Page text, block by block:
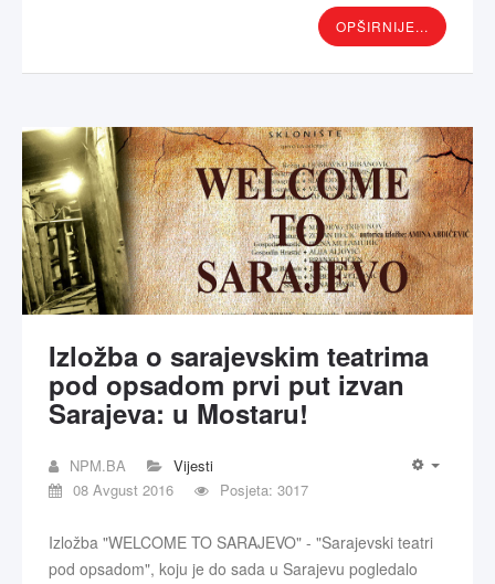
OPŠIRNIJE...
Izložba o sarajevskim teatrima
pod opsadom prvi put izvan
Sarajeva: u Mostaru!
NPM.BA
Vijesti
08 Avgust 2016
Posjeta: 3017
Izložba "WELCOME TO SARAJEVO" - "Sarajevski teatri
pod opsadom", koju je do sada u Sarajevu pogledalo